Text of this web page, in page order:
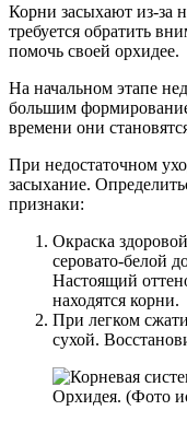
Корни засыхают из-за
требуется обратить
помочь своей орхидее.
На начальном этапе
большим
времени они
При недостаточном
засыхание.
признаки:
Окраска
серовато-белой
Настоящий
находятся корни.
При легком
сухой.
Орхидея. (Фото